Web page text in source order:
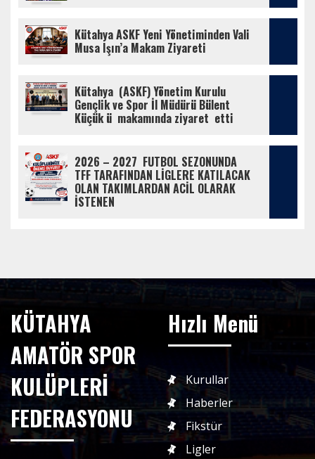
Kütahya ASKF Yeni Yönetiminden Vali
Musa Işın’a Makam Ziyareti
Kütahya  (ASKF) Yönetim Kurulu
Gençlik ve Spor İl Müdürü Bülent
Küçük ü  makamında ziyaret  etti
2026 – 2027  FUTBOL SEZONUNDA
TFF TARAFINDAN LİGLERE KATILACAK
OLAN TAKIMLARDAN ACİL OLARAK
İSTENEN
KÜTAHYA
AMATÖR SPOR
KULÜPLERİ
FEDERASYONU
Hızlı Menü
Kurullar
Haberler
Fikstür
Ligler